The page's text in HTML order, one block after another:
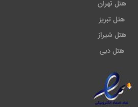
هتل تهران
هتل تبریز
هتل شیراز
هتل دبی